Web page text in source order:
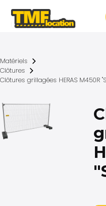
Matériels
Clôtures
Clôtures grillagées HERAS M450R